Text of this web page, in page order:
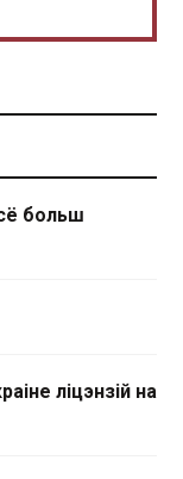
больш
ліцэнзій на